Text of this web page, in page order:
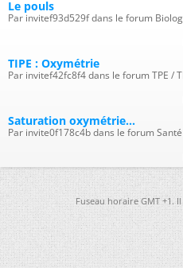
Le pouls
Par invitef93d529f dans le forum
TIPE : Oxymétrie
Par invitef42fc8f4 dans le forum TPE /
Saturation oxymétrie...
Par invite0f178c4b dans le forum
Fuseau horaire GMT +1.